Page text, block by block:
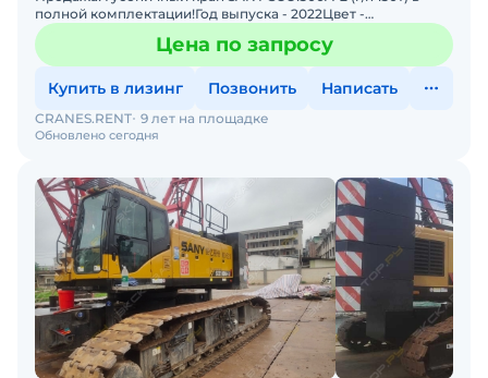
полной комплектации!Год выпуска - 2022Цвет -
желтыйКомплектация: Комбинация подъемной стрелы 76
м + гусек
Цена по запросу
Купить в лизинг Позвонить Написать
Обновлено сегодня
CRANES.RENT 9 лет на площадке